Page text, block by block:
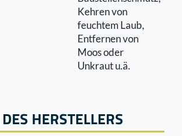
Kehren von
feuchtem Laub,
Entfernen von
Moos oder
Unkraut u.ä.
HERSTELLERS